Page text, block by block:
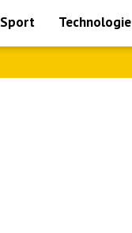
Sport Technologie